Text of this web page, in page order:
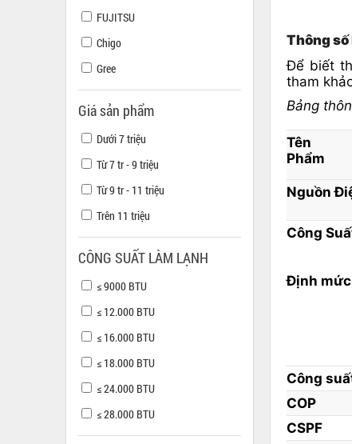
FUJITSU
Chigo
Gree
Giá sản phẩm
Dưới 7 triệu
Từ 7 tr - 9 triệu
Từ 9 tr - 11 triệu
Trên 11 triệu
CÔNG SUẤT LÀM LẠNH
≤ 9000 BTU
≤ 12.000 BTU
≤ 16.000 BTU
≤ 18.000 BTU
≤ 24.000 BTU
≤ 28.000 BTU
Thông số
Để biết
tham
Bảng
Tên
Phẩm
Nguồn
Công
Định
Công
COP
CSPF